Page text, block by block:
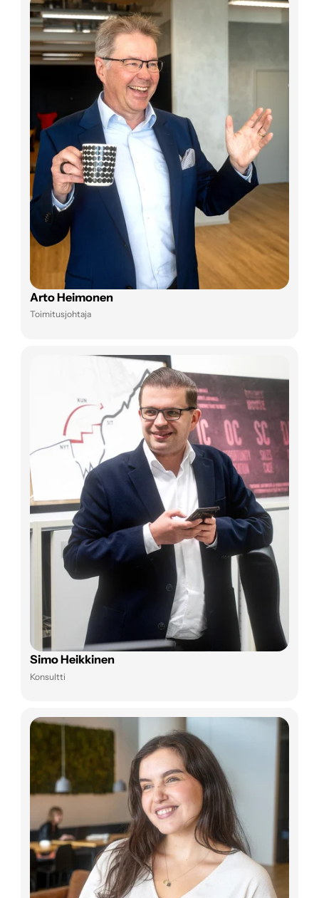
Arto Heimonen
Toimitusjohtaja
Simo Heikkinen
Konsultti